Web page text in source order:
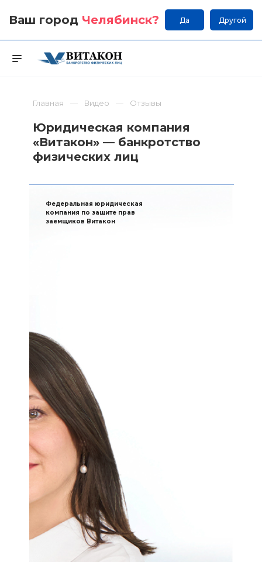
Ваш город Челябинск? Да Другой
Главная Видео Отзывы
Юридическая компания
«Витакон» — банкротство
физических лиц
Федеральная юридическая
компания по защите прав
заемщиков Витакон